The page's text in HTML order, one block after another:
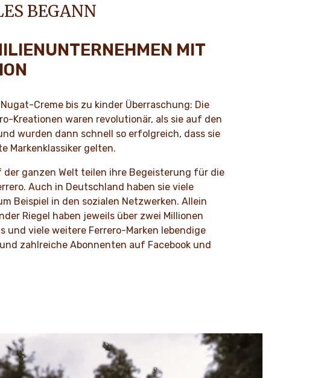
BEGANN
MIT
Creme bis zu kinder Überraschung: Die
Kreationen waren revolutionär, als sie auf den
wurden dann schnell so erfolgreich, dass sie
Markenklassiker gelten.
der ganzen Welt teilen ihre Begeisterung für die
Auch in Deutschland haben sie viele
Beispiel in den sozialen Netzwerken. Allein
Riegel haben jeweils über zwei Millionen
und viele weitere Ferrero-Marken lebendige
zahlreiche Abonnenten auf Facebook und